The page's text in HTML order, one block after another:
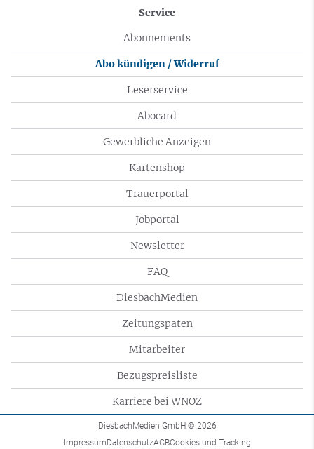
Service
Abonnements
Abo kündigen / Widerruf
Leserservice
Abocard
Gewerbliche Anzeigen
Kartenshop
Trauerportal
Jobportal
Newsletter
FAQ
DiesbachMedien
Zeitungspaten
Mitarbeiter
Bezugspreisliste
Karriere bei WNOZ
DiesbachMedien GmbH © 2026
ImpressumDatenschutzAGBCookies und Tracking